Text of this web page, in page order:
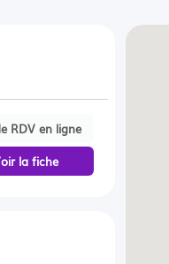
RDV en ligne
la fiche